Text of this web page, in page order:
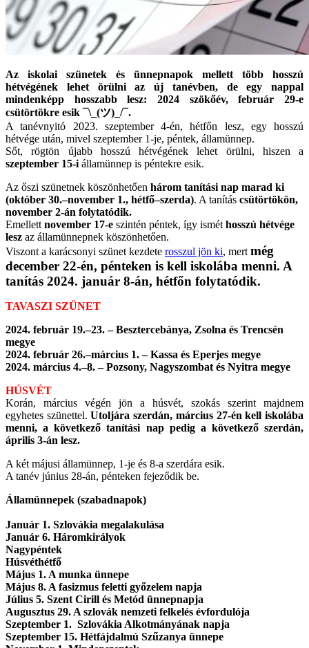
Az iskolai szünetek és ünnepnapok mellett több hosszú
hétvégének lehet örülni az új tanévben, de egy nappal
mindenképp hosszabb lesz: 2024 szökőév, február 29-e
csütörtökre esik ¯\_(ツ)_/¯.
A tanévnyitó 2023. szeptember 4-én, hétfőn lesz, egy hosszú
hétvége után, mivel szeptember 1-je, péntek, államünnep.
Sőt, rögtön újabb hosszú hétvégének lehet örülni, hiszen a
szeptember 15-i államünnep is péntekre esik.
Az őszi szünetnek köszönhetően három tanítási nap marad ki
(október 30.–november 1., hétfő–szerda). A tanítás csütörtökön,
november 2-án folytatódik.
Emellett november 17-e szintén péntek, így ismét hosszú hétvége
lesz az államünnepnek köszönhetően.
Viszont a karácsonyi szünet kezdete rosszul jön ki, mert még
december 22-én, pénteken is kell iskolába menni. A
tanítás 2024. január 8-án, hétfőn folytatódik.
TAVASZI SZÜNET
2024. február 19.–23. – Besztercebánya, Zsolna és Trencsén
megye
2024. február 26.–március 1. – Kassa és Eperjes megye
2024. március 4.–8. – Pozsony, Nagyszombat és Nyitra megye
HÚSVÉT
Korán, március végén jön a húsvét, szokás szerint majdnem
egyhetes szünettel.Utoljára szerdán, március 27-én kell iskolába
menni, a következő tanítási nap pedig a következő szerdán,
április 3-án lesz.
A két májusi államünnep, 1-je és 8-a szerdára esik.
A tanév június 28-án, pénteken fejeződik be.
Államünnepek (szabadnapok)
Január 1. Szlovákia megalakulása
Január 6. Háromkirályok
Nagypéntek
Húsvéthétfő
Május 1. A munka ünnepe
Május 8. A fasizmus feletti győzelem napja
Július 5. Szent Cirill és Metód ünnepnapja
Augusztus 29. A szlovák nemzeti felkelés évfordulója
Szeptember 1. Szlovákia Alkotmányának napja
Szeptember 15. Hétfájdalmú Szűzanya ünnepe